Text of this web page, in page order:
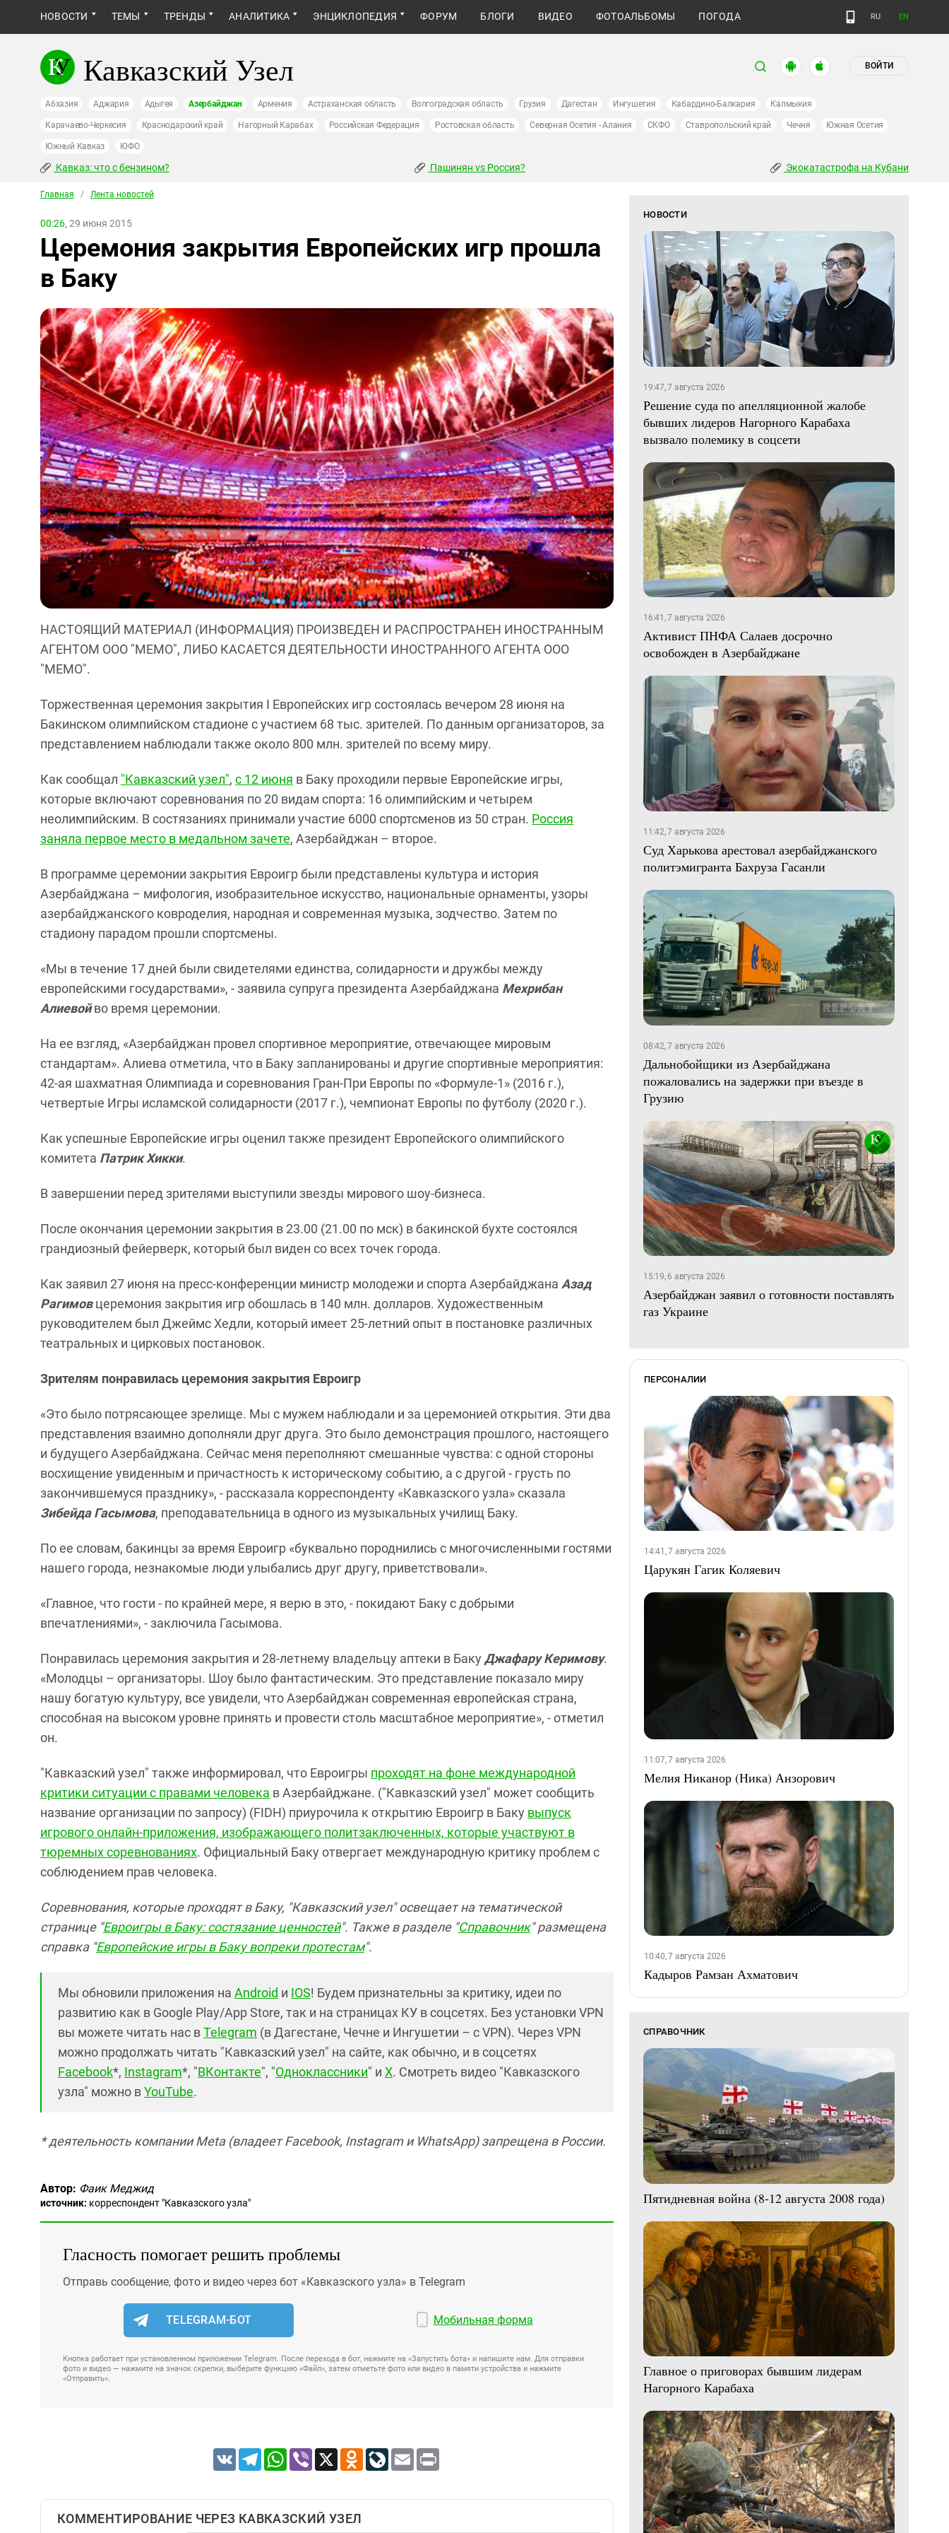
НОВОСТИ ТЕМЫ ТРЕНДЫ АНАЛИТИКА ЭНЦИКЛОПЕДИЯ ФОРУМ БЛОГИ ВИДЕО ФОТОАЛЬБОМЫ ПОГОДА RU EN
Кавказский Узел ВОЙТИ
Абхазия Аджария Адыгея Азербайджан Армения Астраханская область Волгоградская область Грузия Дагестан Ингушетия Кабардино-Балкария Калмыкия
Карачаево-Черкесия Краснодарский край Нагорный Карабах Российская Федерация Ростовская область Северная Осетия - Алания СКФО Ставропольский край Чечня Южная Осетия
Южный Кавказ ЮФО
Кавказ: что с бензином? Пашинян vs Россия? Экокатастрофа на Кубани
Главная / Лента новостей
00:26, 29 июня 2015
Церемония закрытия Европейских игр прошла
в Баку
НАСТОЯЩИЙ МАТЕРИАЛ (ИНФОРМАЦИЯ) ПРОИЗВЕДЕН И РАСПРОСТРАНЕН ИНОСТРАННЫМ
АГЕНТОМ ООО "МЕМО", ЛИБО КАСАЕТСЯ ДЕЯТЕЛЬНОСТИ ИНОСТРАННОГО АГЕНТА ООО
"МЕМО".
Торжественная церемония закрытия I Европейских игр состоялась вечером 28 июня на
Бакинском олимпийском стадионе с участием 68 тыс. зрителей. По данным организаторов, за
представлением наблюдали также около 800 млн. зрителей по всему миру.
Как сообщал "Кавказский узел", с 12 июня в Баку проходили первые Европейские игры,
которые включают соревнования по 20 видам спорта: 16 олимпийским и четырем
неолимпийским. В состязаниях принимали участие 6000 спортсменов из 50 стран. Россия
заняла первое место в медальном зачете, Азербайджан – второе.
В программе церемонии закрытия Евроигр были представлены культура и история
Азербайджана – мифология, изобразительное искусство, национальные орнаменты, узоры
азербайджанского ковроделия, народная и современная музыка, зодчество. Затем по
стадиону парадом прошли спортсмены.
«Мы в течение 17 дней были свидетелями единства, солидарности и дружбы между
европейскими государствами», - заявила супруга президента Азербайджана Мехрибан
Алиевойво время церемонии.
На ее взгляд, «Азербайджан провел спортивное мероприятие, отвечающее мировым
стандартам». Алиева отметила, что в Баку запланированы и другие спортивные мероприятия:
42-ая шахматная Олимпиада и соревнования Гран-При Европы по «Формуле-1» (2016 г.),
четвертые Игры исламской солидарности (2017 г.), чемпионат Европы по футболу (2020 г.).
Как успешные Европейские игры оценил также президент Европейского олимпийского
комитета Патрик Хикки.
В завершении перед зрителями выступили звезды мирового шоу-бизнеса.
После окончания церемонии закрытия в 23.00 (21.00 по мск) в бакинской бухте состоялся
грандиозный фейерверк, который был виден со всех точек города.
Как заявил 27 июня на пресс-конференции министр молодежи и спорта Азербайджана Азад
Рагимовцеремония закрытия игр обошлась в 140 млн. долларов. Художественным
руководителем был Джеймс Хедли, который имеет 25-летний опыт в постановке различных
театральных и цирковых постановок.
Зрителям понравилась церемония закрытия Евроигр
«Это было потрясающее зрелище. Мы с мужем наблюдали и за церемонией открытия. Эти два
представления взаимно дополняли друг друга. Это было демонстрация прошлого, настоящего
и будущего Азербайджана. Сейчас меня переполняют смешанные чувства: с одной стороны
восхищение увиденным и причастность к историческому событию, а с другой - грусть по
закончившемуся празднику», - рассказала корреспонденту «Кавказского узла» сказала
Зибейда Гасымова, преподавательница в одного из музыкальных училищ Баку.
По ее словам, бакинцы за время Евроигр «буквально породнились с многочисленными гостями
нашего города, незнакомые люди улыбались друг другу, приветствовали».
«Главное, что гости - по крайней мере, я верю в это, - покидают Баку с добрыми
впечатлениями», - заключила Гасымова.
Понравилась церемония закрытия и 28-летнему владельцу аптеки в Баку Джафару Керимову.
«Молодцы – организаторы. Шоу было фантастическим. Это представление показало миру
нашу богатую культуру, все увидели, что Азербайджан современная европейская страна,
способная на высоком уровне принять и провести столь масштабное мероприятие», - отметил
он.
"Кавказский узел" также информировал, что Евроигры проходят на фоне международной
критики ситуации с правами человека в Азербайджане. ("Кавказский узел" может сообщить
название организации по запросу) (FIDH) приурочила к открытию Евроигр в Баку выпуск
игрового онлайн-приложения, изображающего политзаключенных, которые участвуют в
тюремных соревнованиях. Официальный Баку отвергает международную критику проблем с
соблюдением прав человека.
Соревнования, которые проходят в Баку, "Кавказский узел" освещает на тематической
странице "Евроигры в Баку: состязание ценностей". Также в разделе "Справочник" размещена
справка "Европейские игры в Баку вопреки протестам".
Мы обновили приложения на Android и IOS! Будем признательны за критику, идеи по
развитию как в Google Play/App Store, так и на страницах КУ в соцсетях. Без установки VPN
вы можете читать нас вTelegram (в Дагестане, Чечне и Ингушетии – с VPN). Через VPN
можно продолжать читать "Кавказский узел" на сайте, как обычно, и в соцсетях
Facebook*, Instagram*, "ВКонтакте", "Одноклассники" и X. Смотреть видео "Кавказского
узла" можно вYouTube.
* деятельность компании Meta (владеет Facebook, Instagram и WhatsApp) запрещена в России.
Автор: Фаик Меджид
источник: корреспондент "Кавказского узла"
Гласность помогает решить проблемы
Отправь сообщение, фото и видео через бот «Кавказского узла» в Telegram
TELEGRAM-БОТ Мобильная форма
Кнопка работает при установленном приложении Telegram. После перехода в бот, нажмите на «Запустить бота» и напишите нам. Для отправки
фото и видео — нажмите на значок скрепки, выберите функцию «Файл», затем отметьте фото или видео в памяти устройства и нажмите
«Отправить».
VK TelegramWhatsApp
Viber X Odnoklassniki
LiveJournal
Email
КОММЕНТИРОВАНИЕ ЧЕРЕЗ КАВКАЗСКИЙ УЗЕЛ
НОВОСТИ
19:47, 7 августа 2026
Решение суда по апелляционной жалобе
бывших лидеров Нагорного Карабаха
вызвало полемику в соцсети
16:41, 7 августа 2026
Активист ПНФА Салаев досрочно
освобожден в Азербайджане
11:42, 7 августа 2026
Суд Харькова арестовал азербайджанского
политэмигранта Бахруза Гасанли
08:42, 7 августа 2026
Дальнобойщики из Азербайджана
пожаловались на задержки при въезде в
Грузию
15:19, 6 августа 2026
Азербайджан заявил о готовности поставлять
газ Украине
ПЕРСОНАЛИИ
14:41, 7 августа 2026
Царукян Гагик Коляевич
11:07, 7 августа 2026
Мелия Никанор (Ника) Анзорович
10:40, 7 августа 2026
Кадыров Рамзан Ахматович
СПРАВОЧНИК
Пятидневная война (8-12 августа 2008 года)
Главное о приговорах бывшим лидерам
Нагорного Карабаха